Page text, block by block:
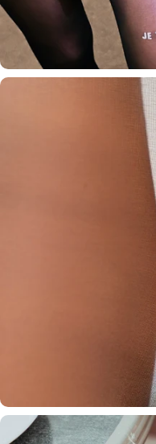
Un mot, une humeur, une